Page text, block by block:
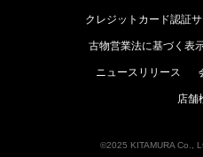
クレジットカード認証
古物営業法に基づく表
ニュースリリース
店舗
©2025 KITAMURA Co.,